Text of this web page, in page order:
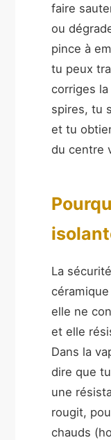
faire
ou
pince à
tu peux
corriges
spires, tu
et tu
du centre
La
elle ne
et elle
Dans la
dire que
une
rougit,
chauds